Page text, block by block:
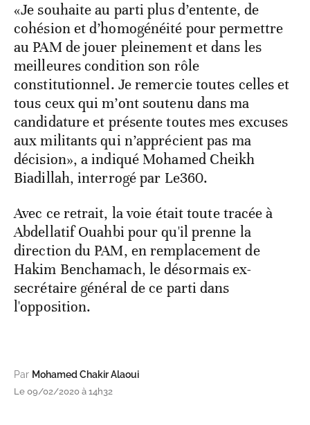
«Je souhaite au parti plus d’entente, de
cohésion et d’homogénéité pour permettre
au PAM de jouer pleinement et dans les
meilleures condition son rôle
constitutionnel. Je remercie toutes celles et
tous ceux qui m’ont soutenu dans ma
candidature et présente toutes mes excuses
aux militants qui n’apprécient pas ma
décision», a indiqué Mohamed Cheikh
Biadillah, interrogé par Le360.
Avec ce retrait, la voie était toute tracée à
Abdellatif Ouahbi pour qu'il prenne la
direction du PAM, en remplacement de
Hakim Benchamach, le désormais ex-
secrétaire général de ce parti dans
l'opposition.
Par Mohamed Chakir Alaoui
Le 09/02/2020 à 14h32